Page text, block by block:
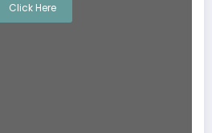
Click Here